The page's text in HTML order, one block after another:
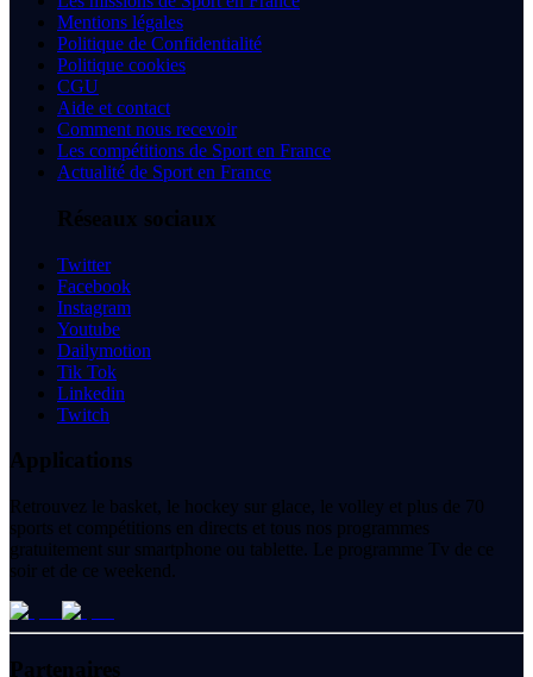
Mentions légales
Politique de Confidentialité
Politique cookies
CGU
Aide et contact
Comment nous recevoir
Les compétitions de Sport en France
Actualité de Sport en France
Réseaux sociaux
Twitter
Facebook
Instagram
Youtube
Dailymotion
Tik Tok
Linkedin
Twitch
Applications
Retrouvez le basket, le hockey sur glace, le volley et plus de 70
sports et compétitions en directs et tous nos programmes
gratuitement sur smartphone ou tablette. Le programme Tv de ce
soir et de ce weekend.
Partenaires